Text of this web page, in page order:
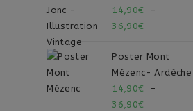
14,90€
–
36,90€
Poster Mont
Mézenc- Ardèche
14,90€
–
36,90€